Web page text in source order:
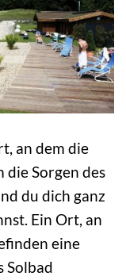
an dem die
die Sorgen des
du dich ganz
Ein Ort, an
eine
Solbad